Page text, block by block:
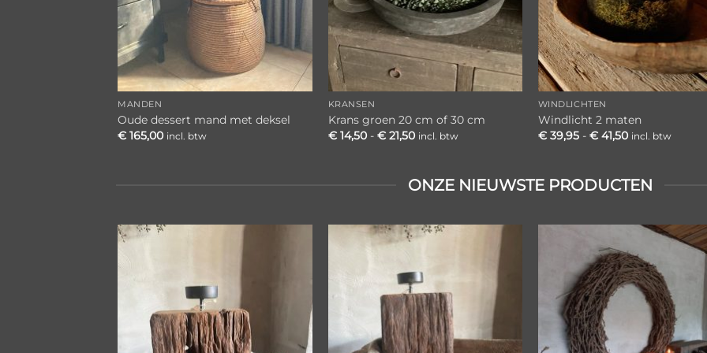
MANDEN
Oude dessert mand met deksel
€ 165,00 incl. btw
KRANSEN
Krans groen 20 cm of 30 cm
€14,50 - €21,50Prijsklasse:
incl. btw
WINDLICHTEN
Windlicht 2 maten
€39,95 - €41,50Prijsklasse:
incl. btw
ONZE NIEUWSTE PRODUCTEN
Toevoegen
verlanglijst